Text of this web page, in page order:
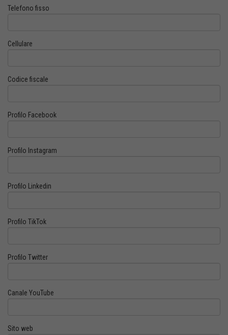
Telefono fisso
Cellulare
Codice fiscale
Profilo Facebook
Profilo Instagram
Profilo Linkedin
Profilo TikTok
Profilo Twitter
Canale YouTube
Sito web